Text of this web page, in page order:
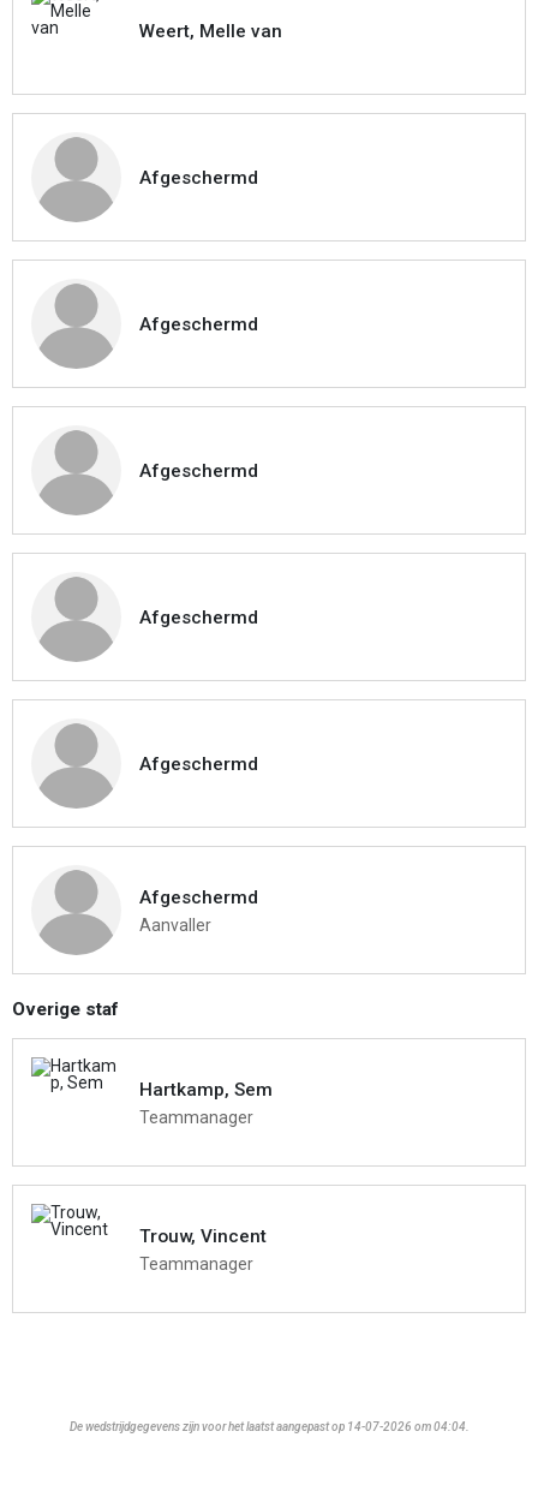
Weert, Melle van
Afgeschermd
Afgeschermd
Afgeschermd
Afgeschermd
Afgeschermd
Afgeschermd
Aanvaller
Overige staf
Hartkamp, Sem
Teammanager
Trouw, Vincent
Teammanager
De wedstrijdgegevens zijn voor het laatst aangepast op 14-07-2026 om 04:04.